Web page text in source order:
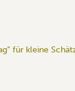
für kleine